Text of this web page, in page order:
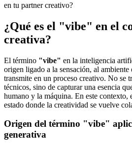
en tu partner creativo?
¿Qué es el "vibe" en el
creativa?
El término "vibe" en la inteligencia
origen ligado a la sensación, al ambiente
transmite en un proceso creativo. No se
técnicos, sino de capturar una esencia
humano y la máquina. En este contexto,
estado donde la creatividad se vuelve
Origen del término "vibe"
generativa